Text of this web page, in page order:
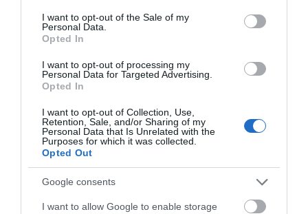
consent section.
I want to opt-out of the Sale of my
Personal Data.
Opted In
I want to opt-out of processing my
Personal Data for Targeted Advertising.
Opted In
I want to opt-out of Collection, Use,
Retention, Sale, and/or Sharing of my
Personal Data that Is Unrelated with the
Purposes for which it was collected.
Opted Out
Google consents
I want to allow Google to enable storage
Εύβοια: Ηχηρό μήνυμα πέντε
χρόνια μετά τη μεγάλη
καταστροφή του 2021
Νέο τροχαίο με υλικές ζημιές
07.08.2026 | 21:40
Εύβοια: Γυναίκα έπεσε θύμα
για τρακτέρ που δεν παρέλαβε
07.08.2026 | 21:20